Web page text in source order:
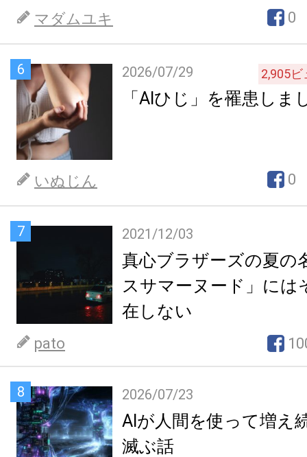
マダムユキ 0
6 2026/07/29 2,905ビ
「AIひじ」を罹患しま
いぬじん 0
7 2021/12/03
真心ブラザーズの夏の
スサマーヌード」には
在しない
pato
8 2026/07/23
AIが人間を使って増え
滅ぶ話